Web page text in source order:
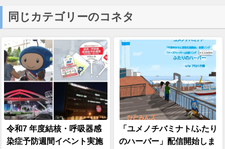
同じカテゴリーのコネタ
令和7 年度結核・呼吸器感
染症予防週間イベント実施
「ユメノチバミナト/ふたり
のハーバー」配信開始しま